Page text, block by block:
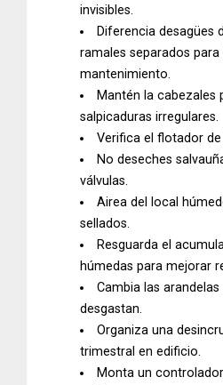
invisibles.
Diferencia desagües
ramales separados
mantenimiento.
Mantén la cabezales
salpicaduras irregulares.
Verifica el flotador
No deseches
válvulas.
Airea del local
sellados.
Resguarda el
húmedas para mejorar
Cambia las
desgastan.
Organiza una
trimestral en edificio.
Monta un